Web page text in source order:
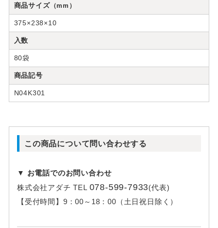
商品サイズ（mm）
375×238×10
入数
80袋
商品記号
N04K301
この商品について問い合わせする
▼ お電話でのお問い合わせ
株式会社アダチTEL 078-599-7933(代表)
【受付時間】 9：00～18：00（土日祝日除く）